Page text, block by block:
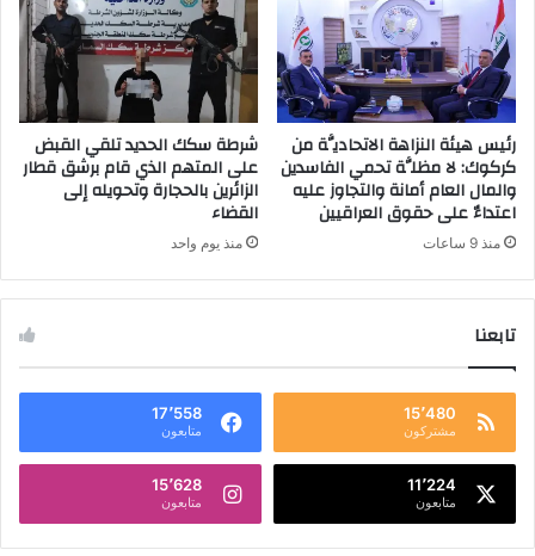
رئيس هيئة النزاهة الاتحاديَّة من
كركوك: لا مظلَّة تحمي الفاسدين
والمال العام أمانة والتجاوز عليه
اعتداءٌ على حقوق العراقيين
منذ 9 ساعات
شرطة سكك الحديد تلقي القبض
على المتهم الذي قام برشق قطار
الزائرين بالحجارة وتحويله إلى
القضاء
منذ يوم واحد
تابعنا
15٬480
مشتركون
17٬558
متابعون
11٬224
متابعون
15٬628
متابعون